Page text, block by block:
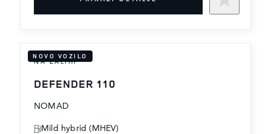
NOVO VOZILO
NA ZALIHI
DEFENDER 110
NOMAD
Mild hybrid (MHEV)